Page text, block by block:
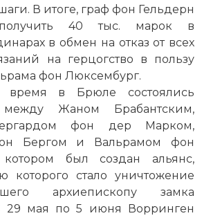
В итоге, граф фон Гельдерн
40 тыс. марок в
в обмен на отказ от всех
на герцогство в пользу
фон Люксембург.
в Брюле состоялись
между Жаном Брабантским,
фон дер Марком,
Бергом и Вальрамом фон
был создан альянс,
которого стало уничтожение
архиепископу замка
29 мая по 5 июня Ворринген